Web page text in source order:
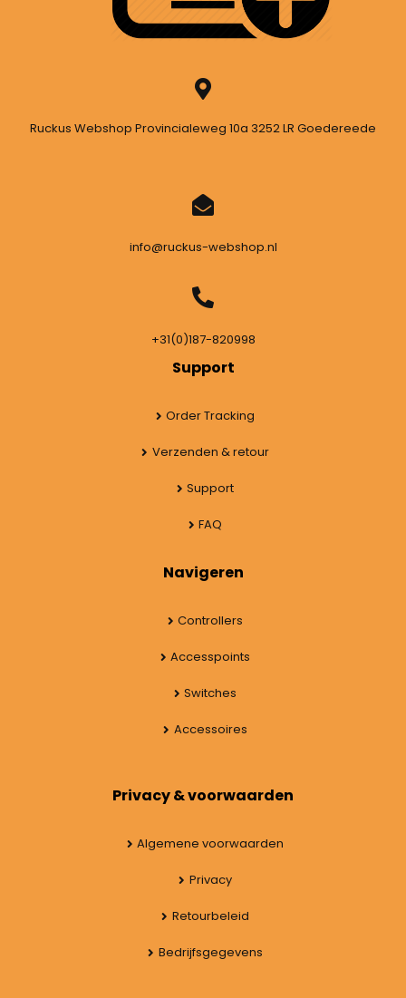
Ruckus Webshop Provincialeweg 10a 3252 LR Goedereede
info@ruckus-webshop.nl
+31(0)187-820998
Support
Order Tracking
Verzenden & retour
Support
FAQ
Navigeren
Controllers
Accesspoints
Switches
Accessoires
Privacy & voorwaarden
Algemene voorwaarden
Privacy
Retourbeleid
Bedrijfsgegevens